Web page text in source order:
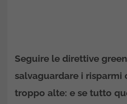
Seguire le direttive
salvaguardare i
troppo alte: e se tutto